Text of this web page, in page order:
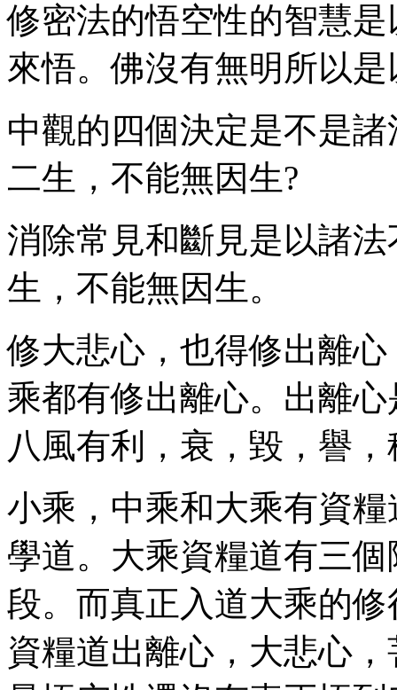
修密法的悟空性的智慧
來悟。佛沒有無明所以
中觀的四個決定是不是
二生，不能無因生?
消除常見和斷見是以諸
生，不能無因生。
修大悲心，也得修出離
乘都有修出離心。出離
八風有利，衰，毀，譽
小乘，中乘和大乘有資
學道。大乘資糧道有三
段。而真正入道大乘的
資糧道出離心，大悲心